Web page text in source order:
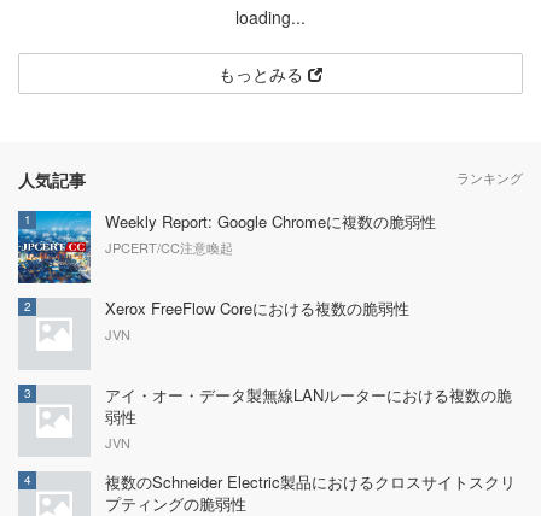
loading...
もっとみる
人気記事 ランキング
1 Weekly Report: Google Chromeに複数の脆弱性
JPCERT/CC注意喚起
2 Xerox FreeFlow Coreにおける複数の脆弱性
JVN
3
アイ・オー・データ製無線LANルーターにおける複数の脆
弱性
JVN
4
複数のSchneider Electric製品におけるクロスサイトスクリ
プティングの脆弱性